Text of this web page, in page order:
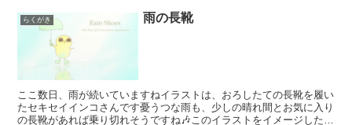
らくがき 雨の長靴
ここ数日、雨が続いていますねイラストは、おろしたての長靴を履い
たセキセイインコさんです憂うつな雨も、少しの晴れ間とお気に入り
の長靴があれば乗り切れそうですね🎶このイラストをイメージした曲